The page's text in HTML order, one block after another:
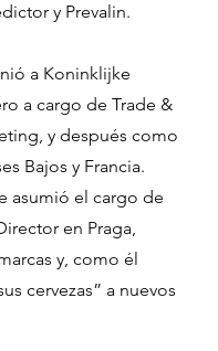
y Prevalin.
a Koninklijke
a cargo de Trade &
y después como
Bajos y Francia.
asumió el cargo de
en Praga,
y, como él
cervezas” a nuevos